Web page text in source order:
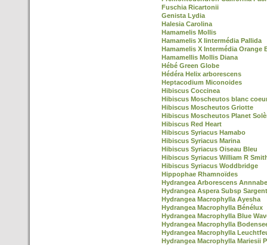
Fuschia Ricartonii
Genista Lydia
Halesia Carolina
Hamamelis Mollis
Hamamelis X Iintermédia Pallida
Hamamelis X Intermédia Orange
Hamamellis Mollis Diana
Hébé Green Globe
Hédéra Helix arborescens
Heptacodium Miconoides
Hibiscus Coccinea
Hibiscus Moscheutos blanc
Hibiscus Moscheutos Griotte
Hibiscus Moscheutos Planet
Hibiscus Red Heart
Hibiscus Syriacus Hamabo
Hibiscus Syriacus Marina
Hibiscus Syriacus Oiseau Bleu
Hibiscus Syriacus William R
Hibiscus Syriacus Woddbridge
Hippophae Rhamnoïdes
Hydrangea Arborescens
Hydrangea Aspera Subsp
Hydrangea Macrophylla Ayesha
Hydrangea Macrophylla Bénélux
Hydrangea Macrophylla Blue
Hydrangea Macrophylla
Hydrangea Macrophylla
Hydrangea Macrophylla Mariesii